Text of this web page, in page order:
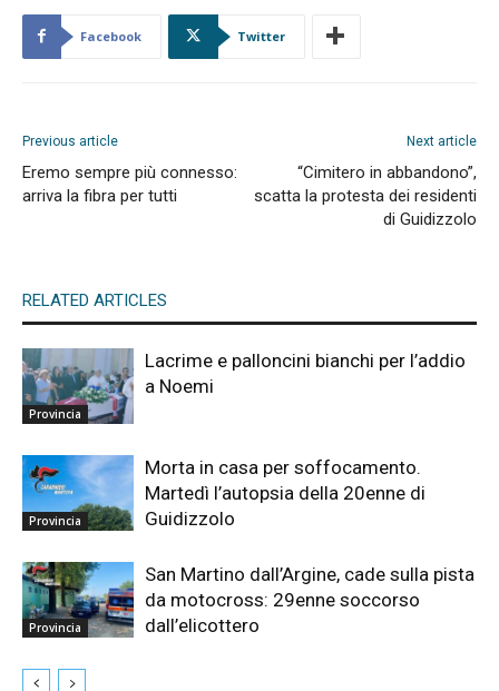
Facebook Twitter
Previous article
Eremo sempre più connesso:
arriva la fibra per tutti
Next article
“Cimitero in abbandono”,
scatta la protesta dei residenti
di Guidizzolo
RELATED ARTICLES
Provincia
Lacrime e palloncini bianchi per l’addio
a Noemi
Provincia
Morta in casa per soffocamento.
Martedì l’autopsia della 20enne di
Guidizzolo
Provincia
San Martino dall’Argine, cade sulla pista
da motocross: 29enne soccorso
dall’elicottero